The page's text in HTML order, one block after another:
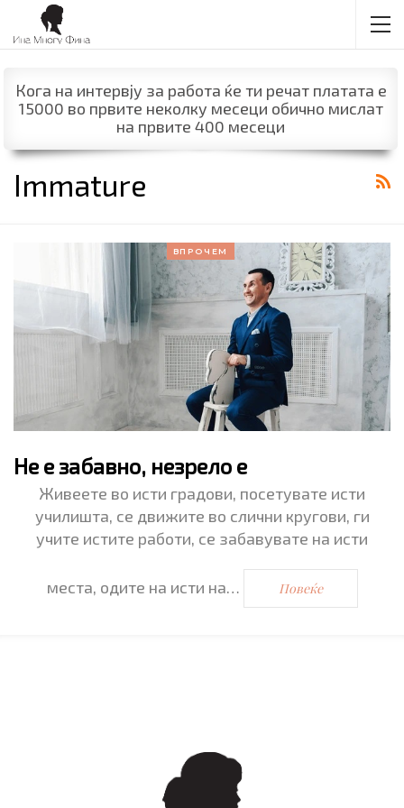
Кога на интервју за работа ќе ти речат платата е
15000 во првите неколку месеци обично мислат
на првите 400 месеци
Immature
ВПРОЧЕМ
Не е забавно, незрело е
Живеете во исти градови, посетувате исти
училишта, се движите во слични кругови, ги
учите истите работи, се забавувате на исти
места, одите на исти на… Повеќе